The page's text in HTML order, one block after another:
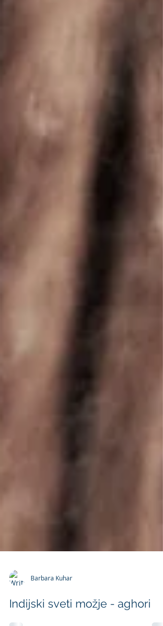
Barbara Kuhar